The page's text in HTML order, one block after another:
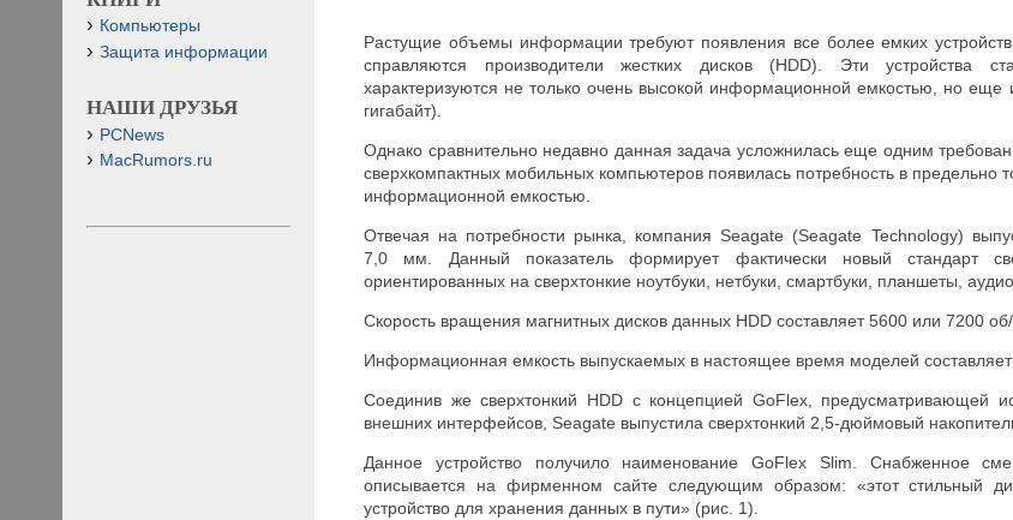
Растущие объемы информации требуют появления все более емких
справляются производители жестких дисков (HDD). Эти устройства
характеризуются не только очень высокой информационной емкостью, но
гигабайт).
Однако сравнительно недавно данная задача усложнилась еще одним
сверхкомпактных мобильных компьютеров появилась потребность в
информационной емкостью.
Отвечая на потребности рынка, компания Seagate (Seagate Technology)
7,0 мм. Данный показатель формирует фактически новый стандарт
ориентированных на сверхтонкие ноутбуки, нетбуки, смартбуки, планшеты,
Скорость вращения магнитных дисков данных HDD составляет 5600 или 7200
Информационная емкость выпускаемых в настоящее время моделей
Соединив же сверхтонкий HDD с концепцией GoFlex, предусматривающей
внешних интерфейсов, Seagate выпустила сверхтонкий 2,5-дюймовый
Данное устройство получило наименование GoFlex Slim. Снабженное
описывается на фирменном сайте следующим образом: «этот стильный
устройство для хранения данных в пути» (рис. 1).
Компьютеры
Защита информации
НАШИ ДРУЗЬЯ
PCNews
MacRumors.ru